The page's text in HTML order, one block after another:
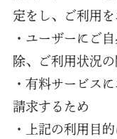
定をし、ご利用
・ユーザーにご
除、ご利用状況
・有料サービス
請求するため
・上記の利用目